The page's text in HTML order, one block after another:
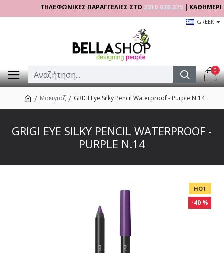
ΤΗΛΕΦΩΝΙΚΕΣ ΠΑΡΑΓΓΕΛΙΕΣ ΣΤΟ2310.028.375| ΚΑΘΗΜΕΡΙΝΑ
GREEK
0
Μακιγιάζ GRIGI Eye Silky Pencil Waterproof - Purple N.14
GRIGI EYE SILKY PENCIL WATERPROOF -
PURPLE N.14
HOT
-40 %